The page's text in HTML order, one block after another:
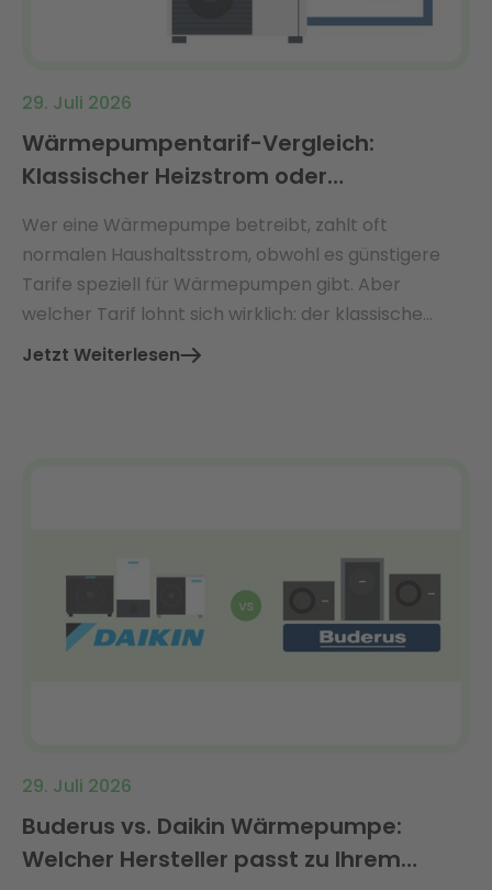
29. Juli 2026
Wärmepumpentarif-Vergleich:
Klassischer Heizstrom oder
Wer eine Wärmepumpe betreibt, zahlt oft
normalen Haushaltsstrom, obwohl es günstigere
Tarife speziell für Wärmepumpen gibt. Aber
welcher Tarif lohnt sich wirklich: der klassische
Wärmepumpentarif oder ein moderner
Jetzt Weiterlesen
29. Juli 2026
Buderus vs. Daikin Wärmepumpe:
Welcher Hersteller passt zu Ihrem